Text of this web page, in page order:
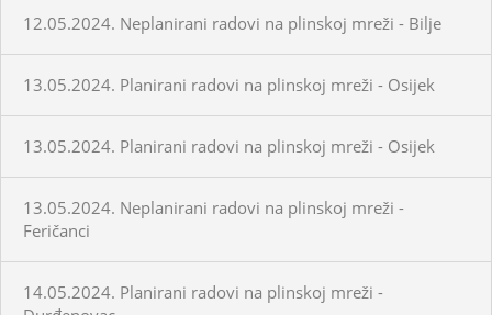
12.05.2024. Neplanirani radovi na plinskoj mreži - Bilje
13.05.2024. Planirani radovi na plinskoj mreži - Osijek
13.05.2024. Planirani radovi na plinskoj mreži - Osijek
13.05.2024. Neplanirani radovi na plinskoj mreži -
Feričanci
14.05.2024. Planirani radovi na plinskoj mreži -